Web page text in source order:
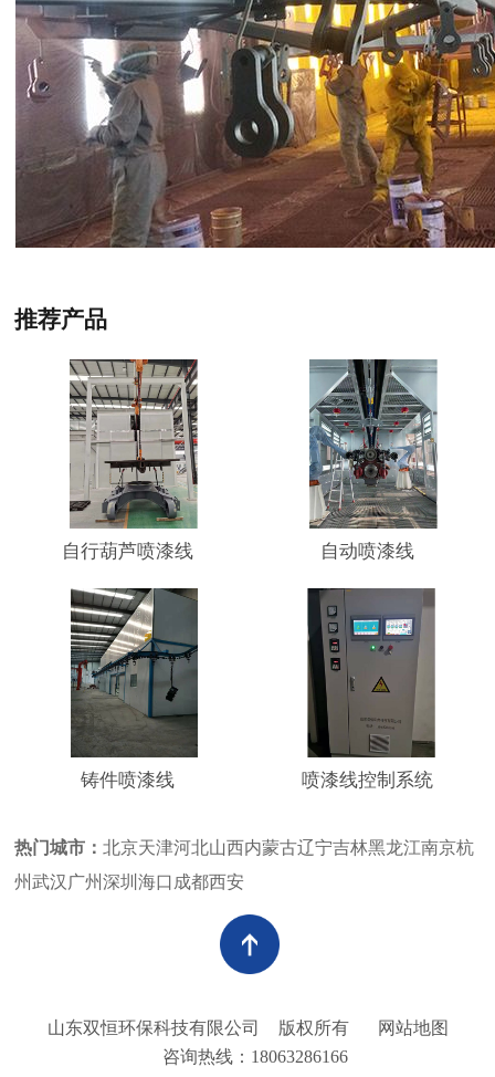
推荐产品
自行葫芦喷漆线 自动喷漆线
铸件喷漆线 喷漆线控制系统
热门城市：北京天津河北山西内蒙古辽宁吉林黑龙江南京杭
州武汉 广州深圳海口 成都西安
山东双恒环保科技有限公司 版权所有
网站地图
咨询热线：18063286166